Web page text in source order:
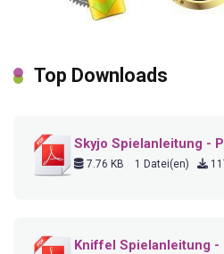
Top Downloads
Skyjo Spielanleitung -
7.76 KB 1 Datei(en)
Kniffel Spielanleitung -